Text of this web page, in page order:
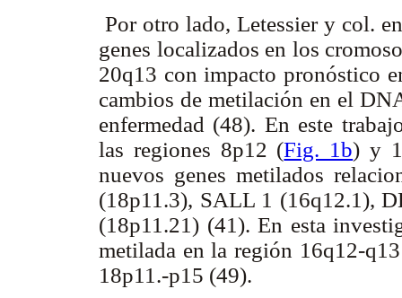
Por otro lado, Letessier y col.
genes localizados en los
20q13 con impacto pronóstico
cambios de metilación en el
enfermedad (48). En este
las regiones 8p12 (Fig. 1b) y
nuevos genes metilados
(18p11.3), SALL 1 (16q12.1),
(18p11.21) (41). En esta
metilada en la región 16q12-
18p11.-p15 (49).